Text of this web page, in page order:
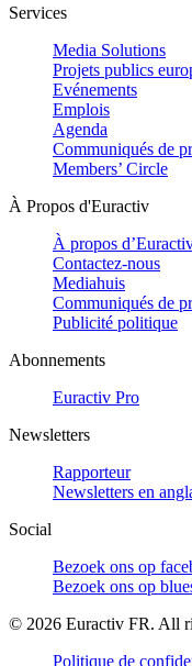
Services
Media Solutions
Projets publics
Evénements
Emplois
Agenda
Communiqués de
Members’ Circle
À Propos d'Euractiv
À propos
Contactez-nous
Mediahuis
Communiqués de
Publicité politique
Abonnements
Euractiv Pro
Newsletters
Rapporteur
Newsletters en
Social
Bezoek ons op
Bezoek ons op
© 2026 Euractiv FR. All
Politique de